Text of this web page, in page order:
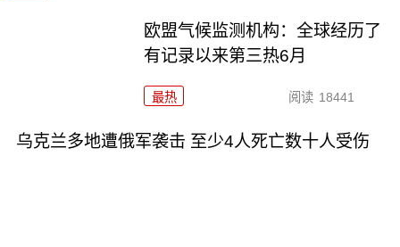
欧盟气候监测机构：全球经历了
有记录以来第三热6月
最热 阅读 18441
乌克兰多地遭俄军袭击 至少4人死亡数十人受伤